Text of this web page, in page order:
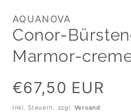
AQUANOVA
Conor-
Marmor-
Normaler
Preis
€67,50 EUR
Inkl. Steuern. zzgl. Versand